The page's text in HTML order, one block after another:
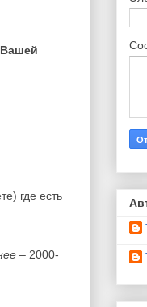
где есть
– 2000-